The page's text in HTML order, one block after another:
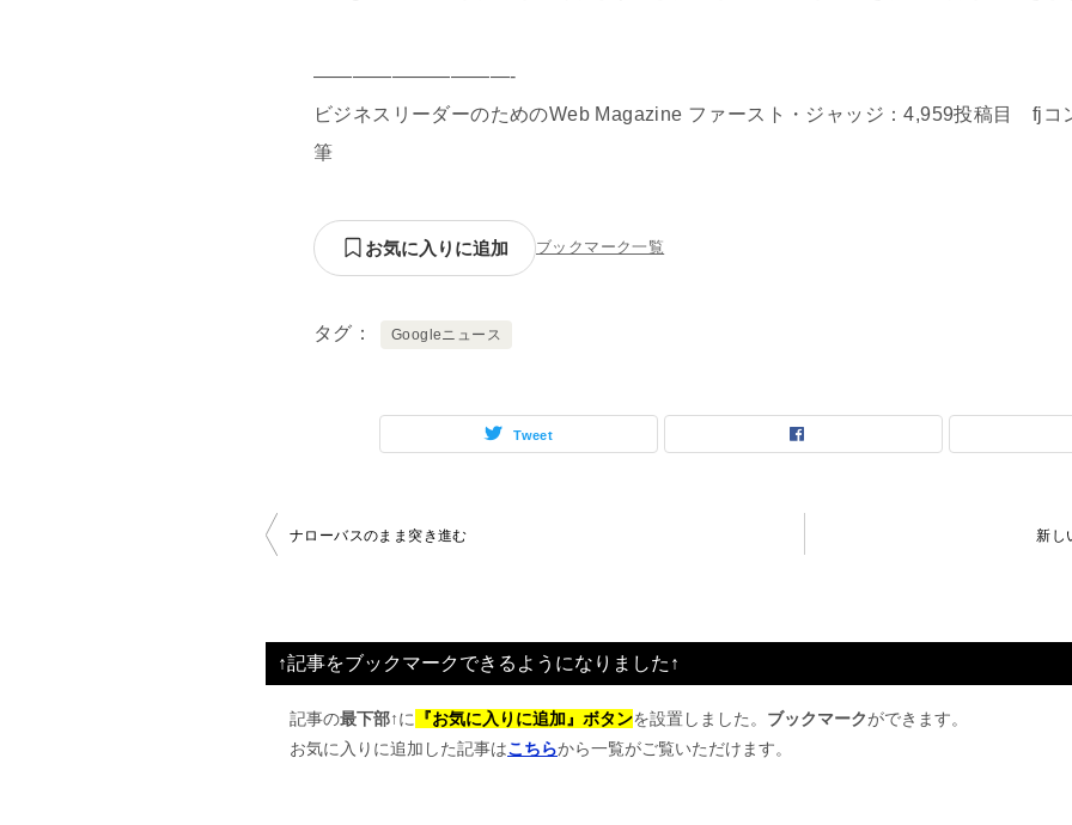
——————————-
ビジネスリーダーのためのWeb Magazine ファースト・ジャッジ：4,959投稿目 fjコ
筆
お気に入りに追加 ブックマーク一覧
タグ Googleニュース
Tweet
投
ビ
ゲ
ー
シ
ナローバスのまま突き進む 新し
↑記事をブックマークできるようになりました↑
記事の最下部↑に 『お気に入りに追加』ボタンを設置しました。 ブックマークができます。
お気に入りに追加した記事はこちらから一覧がご覧いただけます。